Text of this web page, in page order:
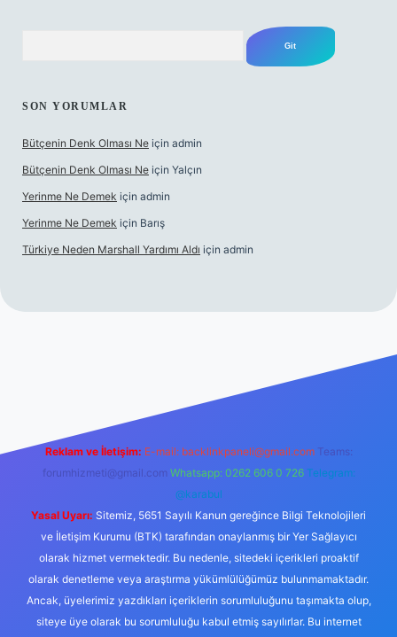
SON YORUMLAR
Bütçenin Denk Olması Ne için admin
Bütçenin Denk Olması Ne için Yalçın
Yerinme Ne Demek için admin
Yerinme Ne Demek için Barış
Türkiye Neden Marshall Yardımı Aldı için admin
hiltonbet yeni giriş
Reklam ve İletişim: E-mail: backlinkpaneli@gmail.com Teams:
forumhizmeti@gmail.com Whatsapp: 0262 606 0 726 Telegram:
@karabul
Yasal Uyarı: Sitemiz, 5651 Sayılı Kanun gereğince Bilgi Teknolojileri
ve İletişim Kurumu (BTK) tarafından onaylanmış bir Yer Sağlayıcı
olarak hizmet vermektedir. Bu nedenle, sitedeki içerikleri proaktif
olarak denetleme veya araştırma yükümlülüğümüz bulunmamaktadır.
Ancak, üyelerimiz yazdıkları içeriklerin sorumluluğunu taşımakta olup,
siteye üye olarak bu sorumluluğu kabul etmiş sayılırlar. Bu internet